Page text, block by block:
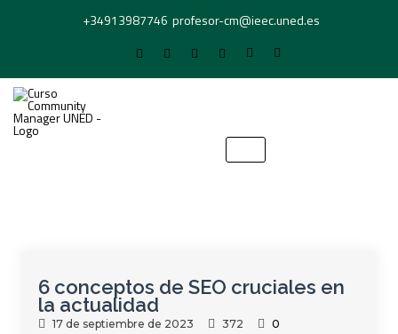
+34913987746 profesor-cm@ieec.uned.es
6 conceptos de SEO cruciales en
la actualidad
17 de septiembre de 2023 372 0